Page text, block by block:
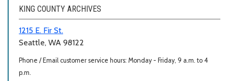
KING COUNTY ARCHIVES
1215 E. Fir St.
Seattle, WA 98122
Phone / Email customer service hours: Monday - Friday, 9 a.m. to 4
p.m.